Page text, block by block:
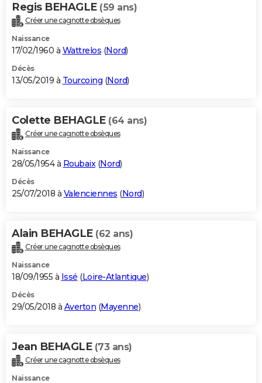
Regis BEHAGLE (59 ans)
Créer une cagnotte obsèques
Naissance
17/02/1960 à Wattrelos (Nord)
Décès
13/05/2019 à Tourcoing (Nord)
Colette BEHAGLE (64 ans)
Créer une cagnotte obsèques
Naissance
28/05/1954 à Roubaix(Nord)
Décès
25/07/2018 à Valenciennes (Nord)
Alain BEHAGLE (62 ans)
Créer une cagnotte obsèques
Naissance
18/09/1955 à Issé (Loire-Atlantique)
Décès
29/05/2018 à Averton (Mayenne)
Jean BEHAGLE (73 ans)
Créer une cagnotte obsèques
Naissance